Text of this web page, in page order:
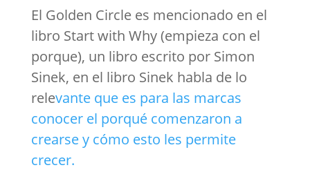
El Golden Circle es mencionado en el
libro Start with Why (empieza con el
porque), un libro escrito por Simon
Sinek, en el libro Sinek habla de lo
relevante que es para las marcas
conocer el porqué comenzaron a
crearse y cómo esto les permite
crecer.